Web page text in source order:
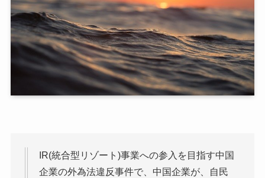
IR(統合型リゾート)事業への参入を目指す中国
企業の外為法違反事件で、中国企業が、自民